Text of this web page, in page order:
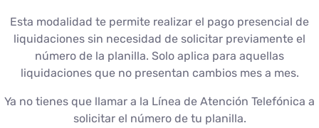
Esta modalidad te permite realizar el pago presencial de
liquidaciones sin necesidad de solicitar previamente el
número de la planilla. Solo aplica para aquellas
liquidaciones que no presentan cambios mes a mes.
Ya no tienes que llamar a la Línea de Atención Telefónica a
solicitar el número de tu planilla.